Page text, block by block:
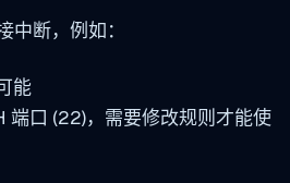
中断，例如：
能
端口 (22)，需要修改规则才能使